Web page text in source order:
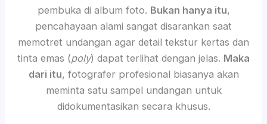
pembuka di album foto. Bukan hanya itu,
pencahayaan alami sangat disarankan saat
memotret undangan agar detail tekstur kertas dan
tinta emas (poly) dapat terlihat dengan jelas. Maka
dari itu, fotografer profesional biasanya akan
meminta satu sampel undangan untuk
didokumentasikan secara khusus.